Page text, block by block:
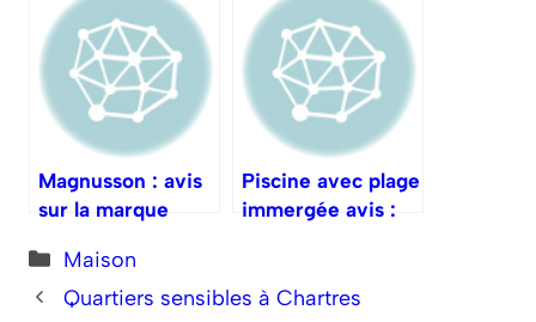
chaleureuse chez
soi
Magnusson : avis
sur la marque
Piscine avec plage
immergée avis :
Catégories
Maison
Quartiers sensibles à Chartres